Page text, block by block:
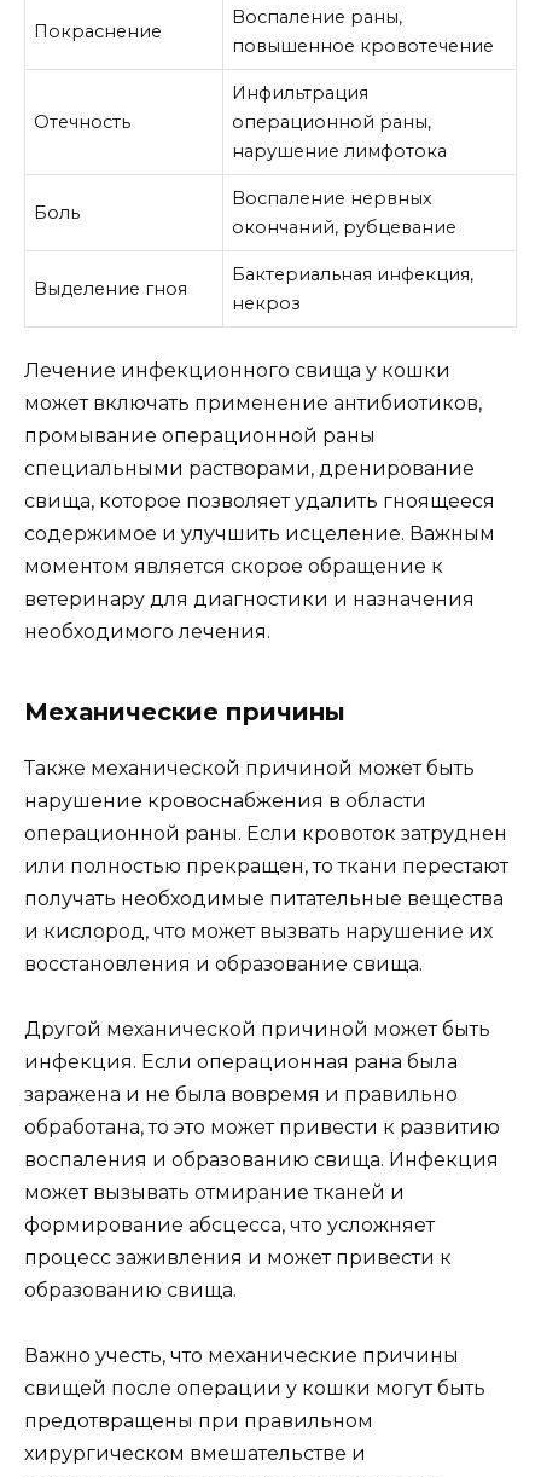
Покраснение
Воспаление раны,
повышенное кровотечение
Отечность
Инфильтрация
операционной раны,
нарушение лимфотока
Боль
Воспаление нервных
окончаний, рубцевание
Выделение гноя
Бактериальная инфекция,
некроз
Лечение инфекционного свища у кошки
может включать применение антибиотиков,
промывание операционной раны
специальными растворами, дренирование
свища, которое позволяет удалить гноящееся
содержимое и улучшить исцеление. Важным
моментом является скорое обращение к
ветеринару для диагностики и назначения
необходимого лечения.
Механические причины
Также механической причиной может быть
нарушение кровоснабжения в области
операционной раны. Если кровоток затруднен
или полностью прекращен, то ткани перестают
получать необходимые питательные вещества
и кислород, что может вызвать нарушение их
восстановления и образование свища.
Другой механической причиной может быть
инфекция. Если операционная рана была
заражена и не была вовремя и правильно
обработана, то это может привести к развитию
воспаления и образованию свища. Инфекция
может вызывать отмирание тканей и
формирование абсцесса, что усложняет
процесс заживления и может привести к
образованию свища.
Важно учесть, что механические причины
свищей после операции у кошки могут быть
предотвращены при правильном
хирургическом вмешательстве и